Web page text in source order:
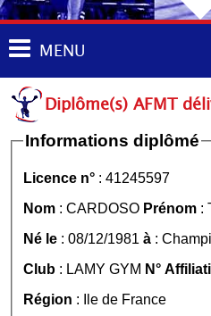
MENU
Diplôme(s) AFMT
Informations diplômé
Licence n° : 41245597
Nom : CARDOSO Prénom :
Né le : 08/12/1981 à :
Club : LAMY GYM N°
Région : Ile de France